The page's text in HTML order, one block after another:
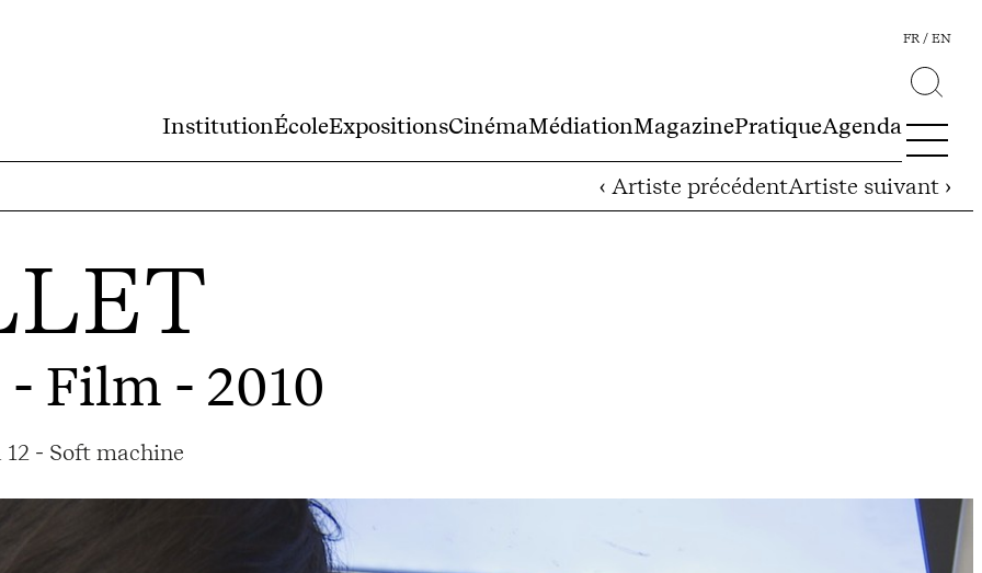
InstitutionÉcoleExpositionsCinémaMédiationMagazinePratiqueAgenda
FR EN
‹ Artiste précédentArtiste suivant ›
- Film - 2010
- Soft machine